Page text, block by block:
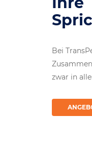
Bei
zwar in